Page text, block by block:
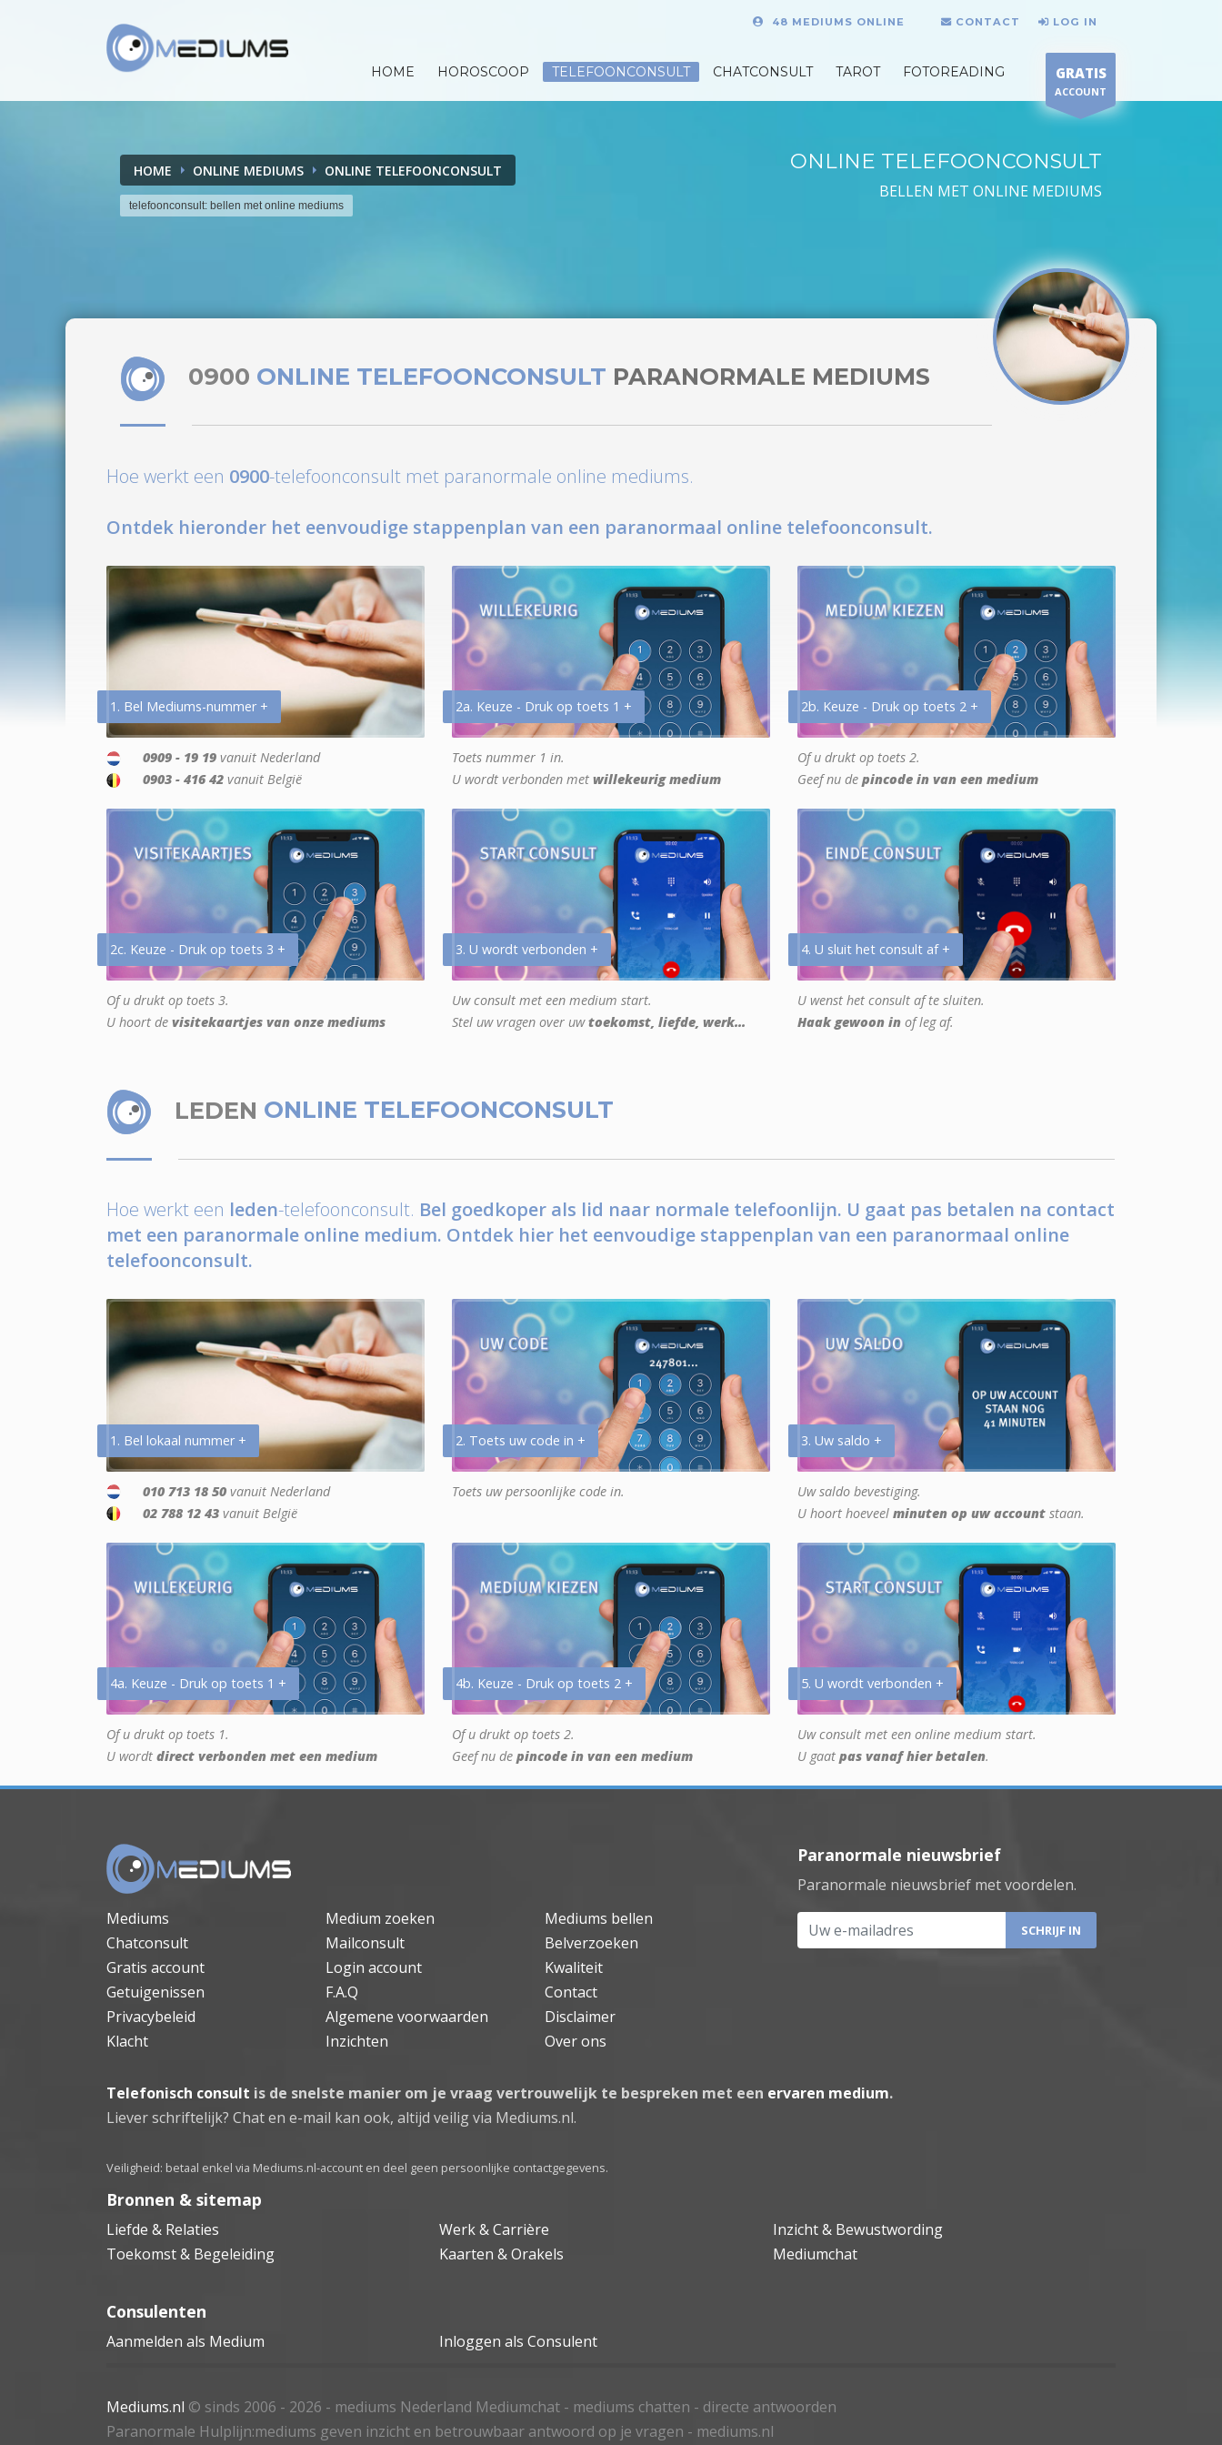
48 MEDIUMS ONLINE CONTACT LOG IN
HOME HOROSCOOP TELEFOONCONSULT CHATCONSULT TAROT FOTOREADING GRATIS
ACCOUNT
HOME ONLINE MEDIUMS ONLINE TELEFOONCONSULT
telefoonconsult: bellen met online mediums
ONLINE TELEFOONCONSULT
BELLEN MET ONLINE MEDIUMS
0900 ONLINE TELEFOONCONSULT PARANORMALE MEDIUMS
Hoe werkt een 0900-telefoonconsult met paranormale online mediums.
Ontdek hieronder het eenvoudige stappenplan van een paranormaal online telefoonconsult.
1. Bel Mediums-nummer +
0909 - 19 19 vanuit Nederland
0903 - 416 42 vanuit België
2a. Keuze - Druk op toets 1 +
Toets nummer 1 in.
U wordt verbonden met willekeurig medium
2b. Keuze - Druk op toets 2 +
Of u drukt op toets 2.
Geef nu de pincode in van een medium
2c. Keuze - Druk op toets 3 +
Of u drukt op toets 3.
U hoort de visitekaartjes van onze mediums
3. U wordt verbonden +
Uw consult met een medium start.
Stel uw vragen over uwtoekomst, liefde, werk...
4. U sluit het consult af +
U wenst het consult af te sluiten.
Haak gewoon in of leg af.
LEDEN ONLINE TELEFOONCONSULT
Hoe werkt een leden-telefoonconsult. Bel goedkoper als lid naar normale telefoonlijn. U gaat pas betalen na contact
met een paranormale online medium. Ontdek hier het eenvoudige stappenplan van een paranormaal online
telefoonconsult.
1. Bel lokaal nummer +
010 713 18 50 vanuit Nederland
02 788 12 43 vanuit België
2. Toets uw code in +
Toets uw persoonlijke code in.
3. Uw saldo +
Uw saldo bevestiging.
U hoort hoeveel minuten op uw account staan.
4a. Keuze - Druk op toets 1 +
Of u drukt op toets 1.
U wordt direct verbonden met een medium
4b. Keuze - Druk op toets 2 +
Of u drukt op toets 2.
Geef nu de pincode in van een medium
5. U wordt verbonden +
Uw consult met een online medium start.
U gaat pas vanaf hier betalen.
Mediums Medium zoeken
Mediums bellen
Chatconsult
Mailconsult
Belverzoeken
Gratis account
Login account
Kwaliteit
Getuigenissen
F.A.Q
Contact
Privacybeleid
Algemene voorwaarden
Disclaimer
Klacht
Inzichten Over ons
Paranormale nieuwsbrief
Paranormale nieuwsbrief met voordelen.
Uw e-mailadres
Telefonisch consult is de snelste manier om je vraag vertrouwelijk te bespreken met een ervaren medium.
Liever schriftelijk? Chat en e-mail kan ook, altijd veilig via Mediums.nl.
Veiligheid: betaal enkel via Mediums.nl-account en deel geen persoonlijke contactgegevens.
Bronnen & sitemap
Liefde & Relaties Werk & Carrière
Inzicht & Bewustwording
Toekomst & Begeleiding
Kaarten & Orakels Mediumchat
Consulenten
Aanmelden als Medium Inloggen als Consulent
Mediums.nl © sinds 2006 - 2026 - mediums Nederland Mediumchat - mediums chatten - directe antwoorden
Paranormale Hulplijn:mediums geven inzicht en betrouwbaar antwoord op je vragen - mediums.nl